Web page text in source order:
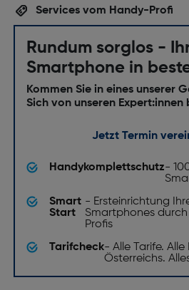
Services vom Handy-Profi
Rundum sorglos -
Smartphone in
Kommen Sie in eines unserer
Sich von unseren Expert:innen
Jetzt Termin
Handykomplettschutz-
Smart
Start
- Ersteinrichtung
Smartphones
Profis
Tarifcheck- Alle Tarife.
Österreichs.